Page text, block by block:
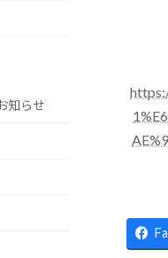
知らせ